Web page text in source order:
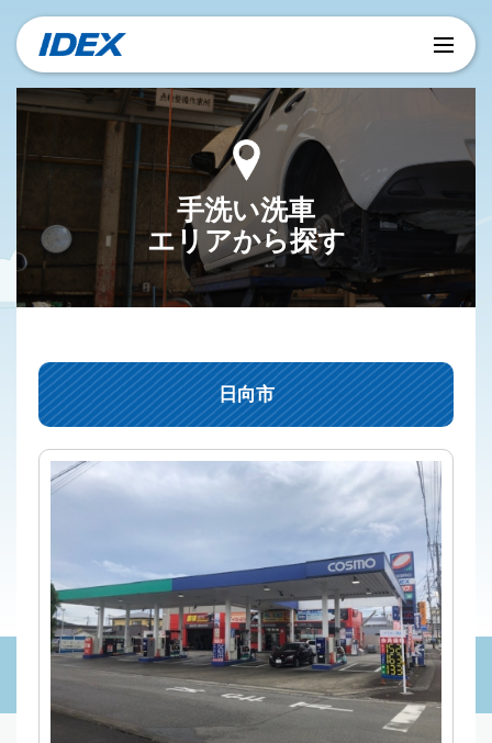
手洗い洗車
エリアから探す
日向市